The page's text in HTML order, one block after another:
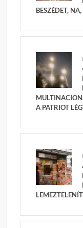
BESZÉDET,
A PATRIOT